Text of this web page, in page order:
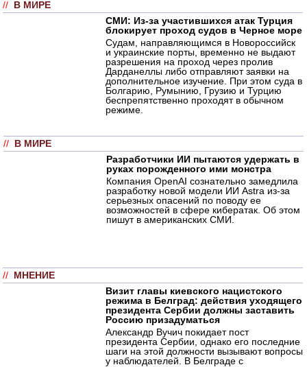
// В МИРЕ
СМИ: Из-за участившихся атак Турция
блокирует проход судов в Черное море
Судам, направляющимся в Новороссийск
и украинские порты, временно не выдают
разрешения на проход через пролив
Дарданеллы либо отправляют заявки на
дополнительное изучение. При этом суда в
Болгарию, Румынию, Грузию и Турцию
беспрепятственно проходят в обычном
режиме.
// В МИРЕ
Разработчики ИИ пытаются удержать в
руках порожденного ими монстра
Компания OpenAI сознательно замедлила
разработку новой модели ИИ Astra из-за
серьезных опасений по поводу ее
возможностей в сфере кибератак. Об этом
пишут в американских СМИ.
// МНЕНИЕ
Визит главы киевского нацистского
режима в Белград: действия уходящего
президента Сербии должны заставить
Россию призадуматься
Александр Вучич покидает пост
президента Сербии, однако его последние
шаги на этой должности вызывают вопросы
у наблюдателей. В Белграде с